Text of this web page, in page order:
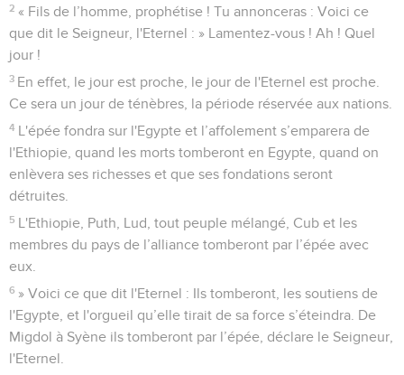
2 « Fils de l’homme, prophétise ! Tu annonceras : Voici ce
que dit le Seigneur, l'Eternel : » Lamentez-vous ! Ah ! Quel
jour !
3 En effet, le jour est proche, le jour de l'Eternel est proche.
Ce sera un jour de ténèbres, la période réservée aux nations.
4 L'épée fondra sur l'Egypte et l’affolement s’emparera de
l'Ethiopie, quand les morts tomberont en Egypte, quand on
enlèvera ses richesses et que ses fondations seront
détruites.
5 L'Ethiopie, Puth, Lud, tout peuple mélangé, Cub et les
membres du pays de l’alliance tomberont par l’épée avec
eux.
6 » Voici ce que dit l'Eternel : Ils tomberont, les soutiens de
l'Egypte, et l'orgueil qu’elle tirait de sa force s’éteindra. De
Migdol à Syène ils tomberont par l’épée, déclare le Seigneur,
l'Eternel.